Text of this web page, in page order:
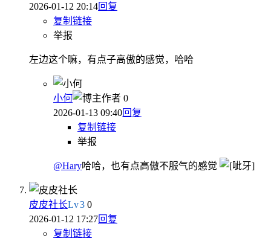
2026-01-12 20:14回复
复制链接
举报
左边这个嘛，有点子高傲的感觉，哈哈
小何 作者 0
2026-01-13 09:40回复
复制链接
举报
@Hary哈哈，也有点高傲不服气的感觉
皮皮社长Lv3 0
2026-01-12 17:27回复
复制链接